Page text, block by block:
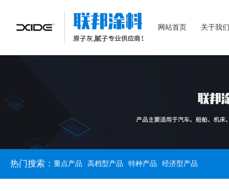
网站首页 关于我们
热门搜索： 重点产品 高档型产品 特种产品 经济型产品